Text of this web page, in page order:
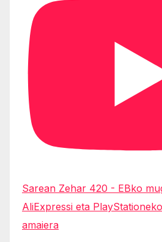
Sarean Zehar 420 - EBko
AliExpressi eta
amaiera